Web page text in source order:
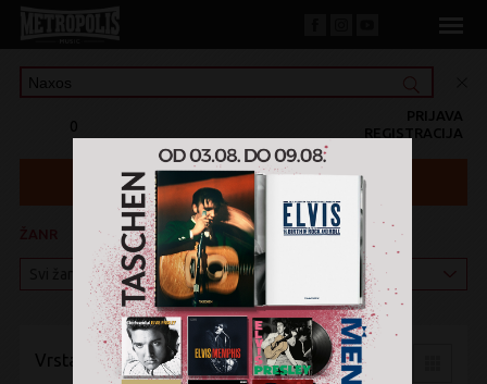
0 REGISTRACIJA
PRIJAVA
KATEGORIJA
Vrsta pregleda: